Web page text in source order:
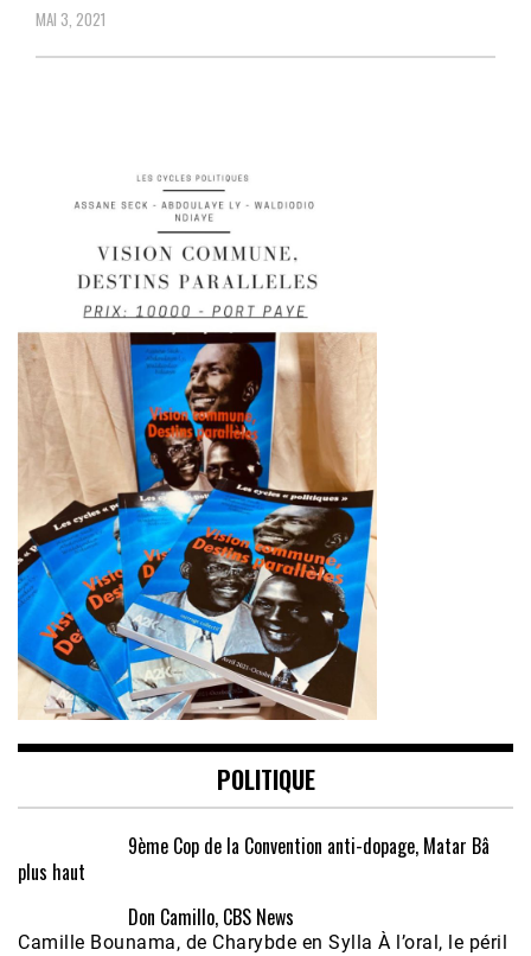
MAI 3, 2021
POLITIQUE
9ème Cop de la Convention anti-dopage, Matar Bâ
plus haut
Don Camillo, CBS News
Camille Bounama, de Charybde en Sylla À l’oral, le péril